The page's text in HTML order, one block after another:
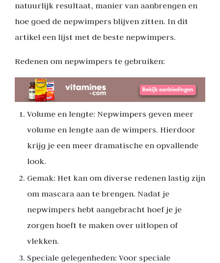
natuurlijk resultaat, manier van aanbrengen en
hoe goed de nepwimpers blijven zitten. In dit
artikel een lijst met de beste nepwimpers.
Redenen om nepwimpers te gebruiken:
Volume en lengte: Nepwimpers geven meer
volume en lengte aan de wimpers. Hierdoor
krijg je een meer dramatische en opvallende
look.
Gemak: Het kan om diverse redenen lastig zijn
om mascara aan te brengen. Nadat je
nepwimpers hebt aangebracht hoef je je
zorgen hoeft te maken over uitlopen of
vlekken.
Speciale gelegenheden: Voor speciale